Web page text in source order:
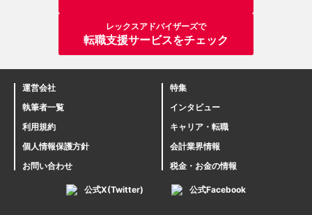
レックスアドバイザーズで
転職支援サービスをチェック
運営会社
執筆者一覧
利用規約
個人情報保護方針
お問い合わせ
特集
インタビュー
キャリア・転職
会計業界情報
税金・お金の情報
公式X(Twitter) 公式Facebook